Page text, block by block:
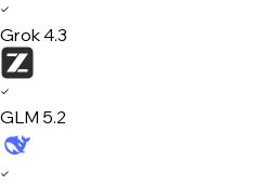
✓
Grok 4.3
✓
GLM 5.2
✓